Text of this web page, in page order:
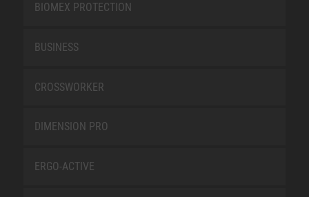
BIOMEX PROTECTION
BUSINESS
CROSSWORKER
DIMENSION PRO
ERGO-ACTIVE